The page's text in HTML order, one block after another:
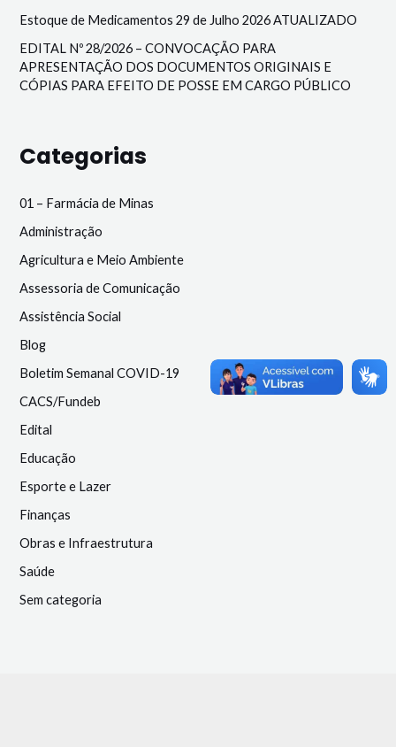
Estoque de Medicamentos 29 de Julho 2026 ATUALIZADO
EDITAL Nº 28/2026 – CONVOCAÇÃO PARA
APRESENTAÇÃO DOS DOCUMENTOS ORIGINAIS E
CÓPIAS PARA EFEITO DE POSSE EM CARGO PÚBLICO
Categorias
01 – Farmácia de Minas
Administração
Agricultura e Meio Ambiente
Assessoria de Comunicação
Assistência Social
Blog
Boletim Semanal COVID-19
CACS/Fundeb
Edital
Educação
Esporte e Lazer
Finanças
Obras e Infraestrutura
Saúde
Sem categoria